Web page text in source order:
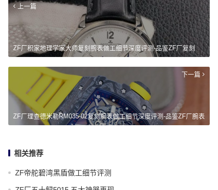
上一篇
ZF厂积家地理学家大师复刻腕表做工细节深度评测-品鉴ZF厂复刻
下一篇
ZF厂理查德米勒RM035-02复刻腕表做工细节深度评测-品鉴ZF厂腕表
相关推荐
ZF帝舵碧湾黑盾做工细节评测